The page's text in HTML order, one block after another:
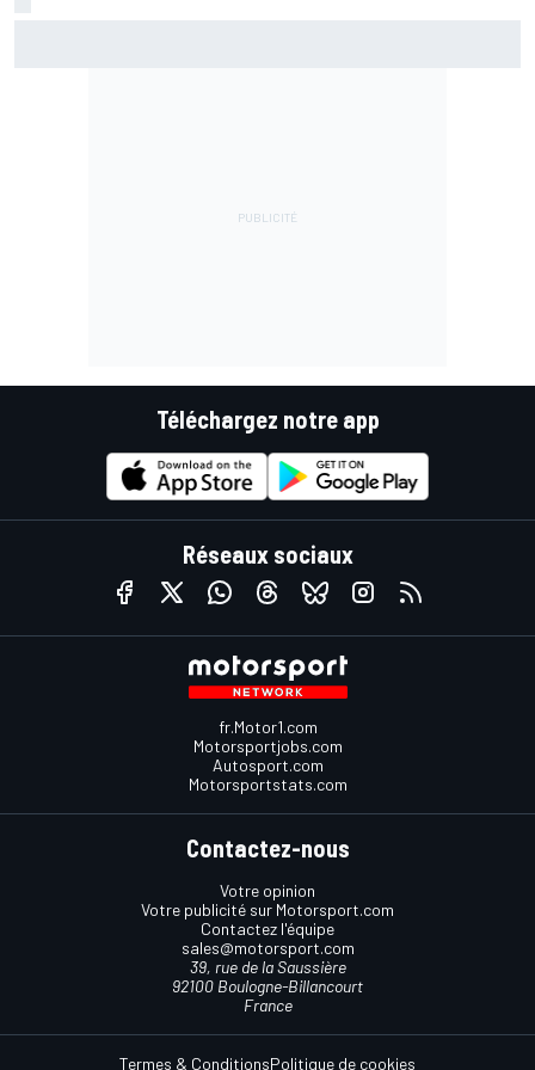
Téléchargez notre app
Réseaux sociaux
fr.Motor1.com
Motorsportjobs.com
Autosport.com
Motorsportstats.com
Contactez-nous
Votre opinion
Votre publicité sur Motorsport.com
Contactez l'équipe
sales@motorsport.com
39, rue de la Saussière
92100 Boulogne-Billancourt
France
Termes & ConditionsPolitique de cookies